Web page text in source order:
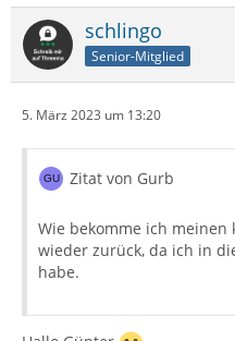
schlingo
Senior-Mitglied
5. März 2023 um 13:20
Zitat von Gurb
Wie bekomme ich
wieder zurück, da ich in
habe.